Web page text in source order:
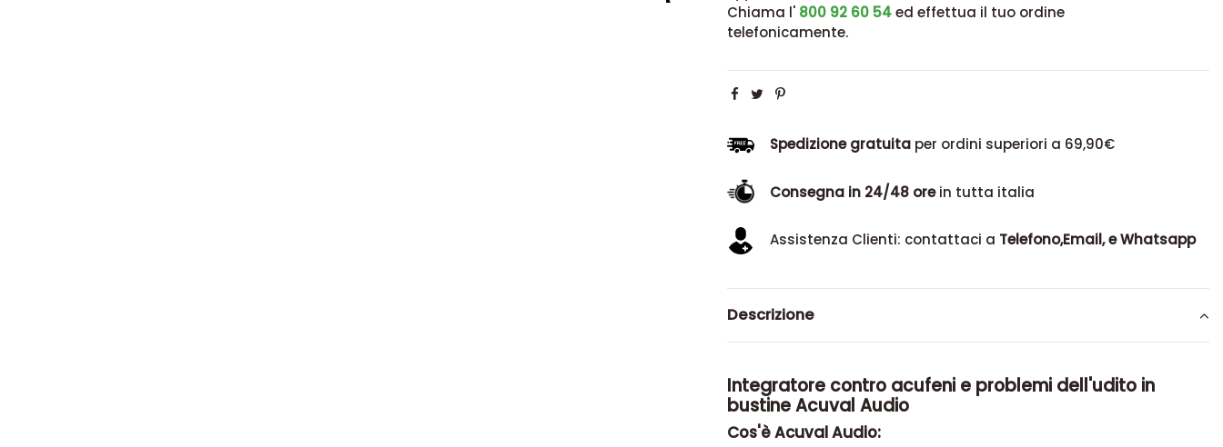
Chiama l' 800 92 60 54ed effettua il tuo ordine
telefonicamente.
Spedizione gratuitaper ordini superiori a 69,90€
Consegna in 24/48 orein tutta italia
Assistenza Clienti: contattaci a Telefono,Email, e Whatsapp
Descrizione
Integratore contro acufeni e problemi dell'udito in
bustine Acuval Audio
Cos'è Acuval Audio: